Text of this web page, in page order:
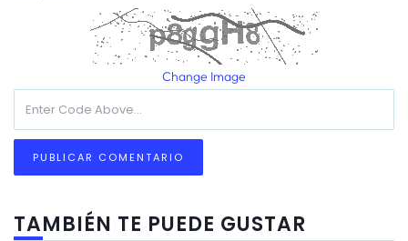
Change Image
TAMBIÉN TE PUEDE GUSTAR